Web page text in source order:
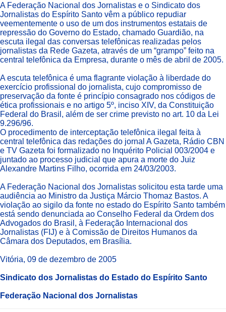
A Federação Nacional dos Jornalistas e o Sindicato dos
Jornalistas do Espírito Santo vêm a público repudiar
veementemente o uso de um dos instrumentos estatais de
repressão do Governo do Estado, chamado Guardião, na
escuta ilegal das conversas telefônicas realizadas pelos
jornalistas da Rede Gazeta, através de um “grampo” feito na
central telefônica da Empresa, durante o mês de abril de 2005.
A escuta telefônica é uma flagrante violação à liberdade do
exercício profissional do jornalista, cujo compromisso de
preservação da fonte é princípio consagrado nos códigos de
ética profissionais e no artigo 5º, inciso XIV, da Constituição
Federal do Brasil, além de ser crime previsto no art. 10 da Lei
9.296/96.
O procedimento de interceptação telefônica ilegal feita à
central telefônica das redações do jornal A Gazeta, Rádio CBN
e TV Gazeta foi formalizado no Inquérito Policial 003/2004 e
juntado ao processo judicial que apura a morte do Juiz
Alexandre Martins Filho, ocorrida em 24/03/2003.
A Federação Nacional dos Jornalistas solicitou esta tarde uma
audiência ao Ministro da Justiça Márcio Thomaz Bastos. A
violação ao sigilo da fonte no estado do Espírito Santo também
está sendo denunciada ao Conselho Federal da Ordem dos
Advogados do Brasil, à Federação Internacional dos
Jornalistas (FIJ) e à Comissão de Direitos Humanos da
Câmara dos Deputados, em Brasília.
Vitória, 09 de dezembro de 2005
Sindicato dos Jornalistas do Estado do Espírito Santo
Federação Nacional dos Jornalistas